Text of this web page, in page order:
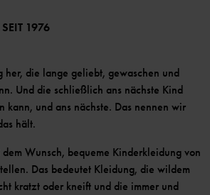
1976
her, die lange geliebt, gewaschen und
Und die schließlich ans nächste Kind
kann, und ans nächste. Das nennen wir
hält.
Wunsch, bequeme Kinderkleidung von
Das bedeutet Kleidung, die wildem
kratzt oder kneift und die immer und